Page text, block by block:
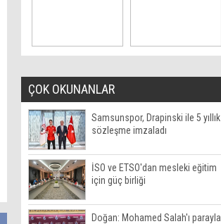
ÇOK OKUNANLAR
Samsunspor, Drapinski ile 5 yıllık
sözleşme imzaladı
İSO ve ETSO'dan mesleki eğitim
için güç birliği
Doğan: Mohamed Salah'ı parayla